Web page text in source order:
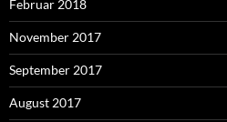
Februar 2018
November 2017
September 2017
August 2017